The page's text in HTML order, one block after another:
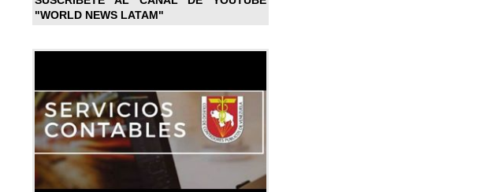
"WORLD NEWS LATAM"